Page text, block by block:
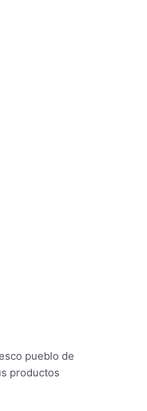
pueblo de
productos